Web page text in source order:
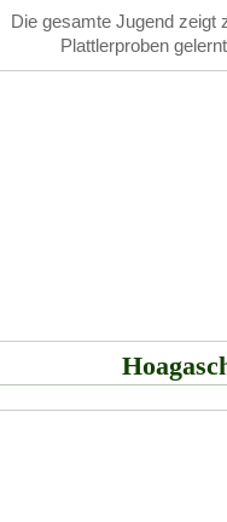
Die gesamte Jugend zeigt
Plattlerproben